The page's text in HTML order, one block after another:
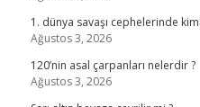
1. dünya savaşı cephelerinde
Ağustos 3, 2026
120’nin asal çarpanları nelerdir ?
Ağustos 3, 2026